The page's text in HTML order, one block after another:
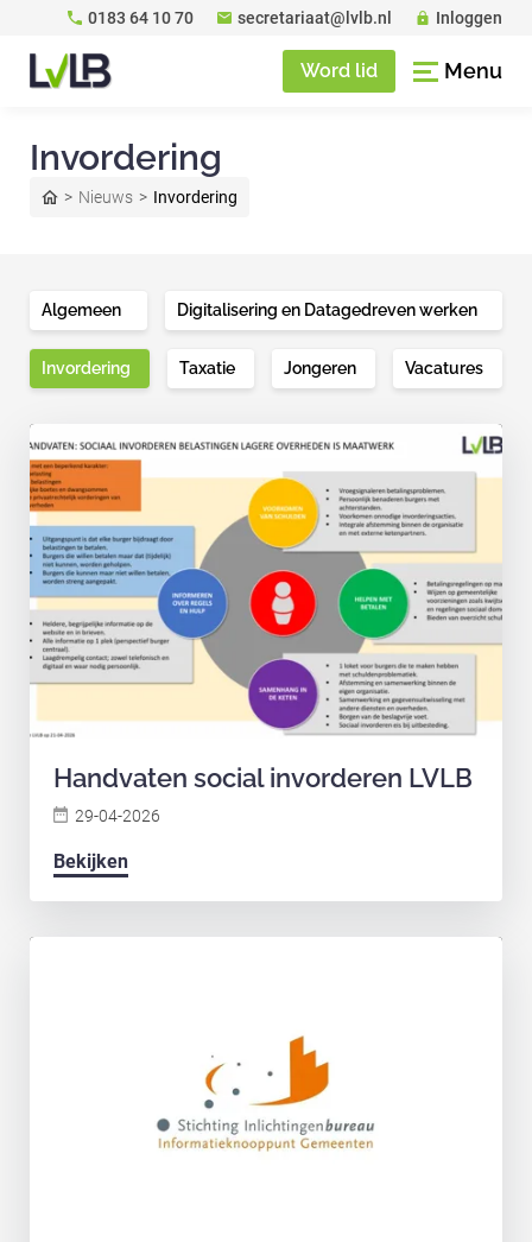
0183 64 10 70 secretariaat@lvlb.nl Inloggen
Word lid Menu
Invordering
Nieuws Invordering
Algemeen Digitalisering en Datagedreven werken
Invordering Taxatie Jongeren Vacatures
Handvaten social invorderen LVLB
29-04-2026
Bekijken